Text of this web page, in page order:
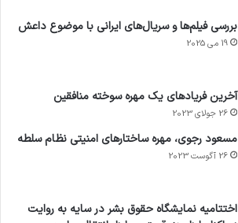
بررسی فیلم‌ها و سریال‌های ایرانی با موضوع داعش
19 می 2025
آخرین فریادهای یک مهره سوخته منافقین
26 جولای 2023
مسعود رجوی، مهره ساختارهای امنیتی نظام سلطه
26 آگوست 2023
اختتامیه نمایشگاه حقوق بشر در سایه به روایت